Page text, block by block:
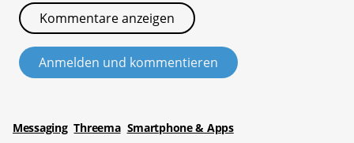
Kommentare anzeigen
Anmelden und kommentieren
Messaging Threema Smartphone & Apps